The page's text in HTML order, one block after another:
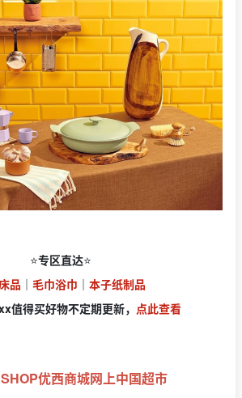
⭐️专区直达⭐️
品 ｜ 毛巾浴巾 ｜ 本子纸制品
值得买好物不定期更新， 点此查看
优西商城网上中国超市